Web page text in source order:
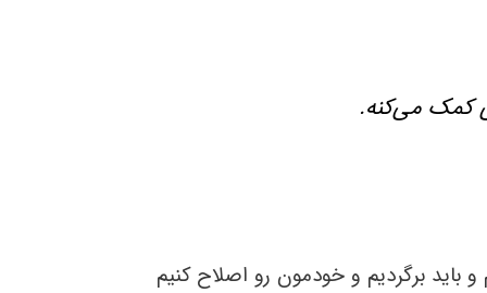
کمک می‌کنه.
باید برگردیم و خودمون رو اصلاح کنیم